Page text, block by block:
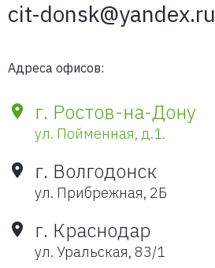
cit-donsk@yandex.ru
Адреса офисов:
г. Ростов-на-Дону
ул. Пойменная, д.1.
г. Волгодонск
ул. Прибрежная, 2Б
г. Краснодар
ул. Уральская, 83/1